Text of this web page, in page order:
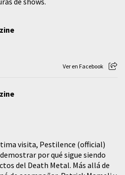
Ver en Facebook
visita, Pestilence (official)
por qué sigue siendo
del Death Metal. Más allá de